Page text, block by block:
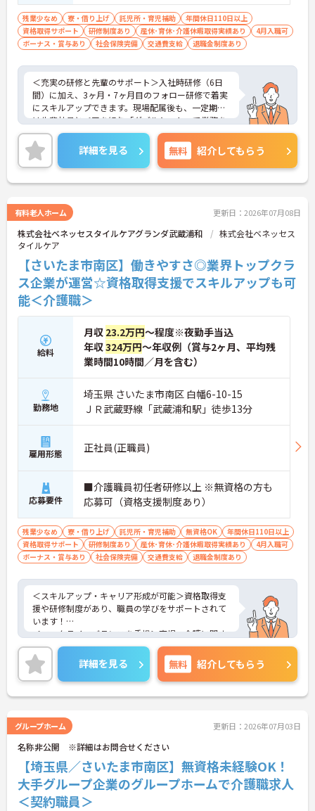
残業少なめ 寮・借り上げ 託児所・育児補助
年間休日110日以上
資格取得サポート
研修制度あり 産休･育休･介護休暇取得実績あり
4月入職可
ボーナス・賞与あり
社会保険完備 交通費支給 退職金制度あり
＜充実の研修と先輩のサポート＞入社時研修（6日
間）に加え、3ヶ月・7ヶ月目のフォロー研修で着実
にスキルアップできます。現場配属後も、一定期間
は先輩社員とペアを組む「ダブルシフト」で業務を
習得できるので、一人で抱え込むことはありませ
ん。
＜頑張りが給与に直結！専門性を磨いて年収アップ
＞経験やスキルがしっかり給与に反映される仕組み
です。定期昇給に加え、独自の社内専門資格制度
の専門性を認定されると、1資格につき月給＋1万円
（最大4万円）の手当がつきます。キャリアアップす
れば年収UPも目指せるため、高いモチベーションで
働き続けられます。
＜家族も嬉しい！ベネッセグループならではの手厚
い福利厚生＞ご家族も支える制度が満載♪産休・育
休の取得実績も多数あり、ライフステージが変わっ
ても長く安心して働き続けられる環境が整っていま
す。
詳細を見る 無料 紹介してもらう
有料老人ホーム 更新日：2026年07月08日
株式会社ベネッセスタイルケアグランダ武蔵浦和
株式会社ベネッセス
タイルケア
【さいたま市南区】働きやすさ◎業界トップクラ
ス企業が運営☆資格取得支援でスキルアップも可
能＜介護職＞
給料
月収 23.2万円～程度※夜勤手当込
年収324万円～年収例（賞与2ヶ月、平均残
業時間10時間／月を含む）
勤務地
埼玉県 さいたま市南区 白幡6-10-15
ＪＲ武蔵野線「武蔵浦和駅」徒歩13分
雇用形態 正社員(正職員)
応募要件
■介護職員初任者研修以上 ※無資格の方も
応募可（資格支援制度あり）
残業少なめ 寮・借り上げ 託児所・育児補助 無資格OK
年間休日110日以上
資格取得サポート
研修制度あり 産休･育休･介護休暇取得実績あり
4月入職可
ボーナス・賞与あり
社会保険完備 交通費支給 退職金制度あり
＜スキルアップ・キャリア形成が可能＞資格取得支
援や研修制度があり、職員の学びをサポートされて
います！
＜ワークライフバランスを重視＞育児・介護に関す
る制度や社宅制度、各種手当など、長く安心して働
きやすい環境が整っています。
＜寄り添ったケアの実施＞利用者さまに深く寄り添
ったサービスの提供を目指し、職員の専門性を高め
るような人材育成にも注力されています。
詳細をお話ししますのでお気軽にご相談ください！
詳細を見る 無料 紹介してもらう
グループホーム 更新日：2026年07月03日
名称非公開 ※詳細はお問合せください
【埼玉県／さいたま市南区】無資格未経験OK！
大手グループ企業のグループホームで介護職求人
＜契約職員＞